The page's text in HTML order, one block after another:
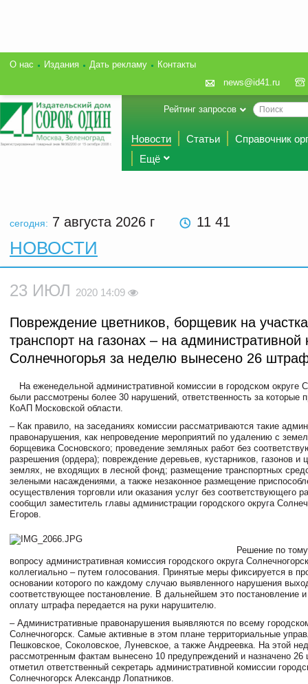
О нас Издания Дать рекламу
Контакты
news@id41.ru
Рейтинг запросов
Новости Статьи
Справочник
Ещё
сегодня: 7 августа 2026 г 11 41
НОВОСТИ
23 ИЮЛ 2020 14:09
Повреждение цветников, борщевик на
транспорт на газонах – на административной
Солнечногорья за неделю вынесено 26
На еженедельной административной комиссии в городском округе
были рассмотрены более 30 нарушений, ответственность за которые
КоАП Московской области.
– Как правило, на заседаниях комиссии рассматриваются такие
правонарушения, как непроведение мероприятий по удалению с
борщевика Сосновского; проведение земляных работ без
разрешения (ордера); повреждение деревьев, кустарников, газонов и
землях, не входящих в лесной фонд; размещение транспортных
зелеными насаждениями, а также незаконное размещение
осуществления торговли или оказания услуг без соответствующего
сообщил заместитель главы администрации городского округа
Егоров.
Решение по
вопросу административная комиссия городского округа
коллегиально – путем голосования. Принятые меры фиксируется в
основании которого по каждому случаю выявленного нарушения
соответствующее постановление. В дальнейшем это постановление и
оплату штрафа передается на руки нарушителю.
– Административные правонарушения выявляются по всему
Солнечногорск. Самые активные в этом плане территориальные
Пешковское, Соколовское, Луневское, а также Андреевка. На этой
рассмотренным фактам вынесено 10 предупреждений и назначено
отметил ответственный секретарь административной комиссии
Солнечногорск Александр Лопатников.